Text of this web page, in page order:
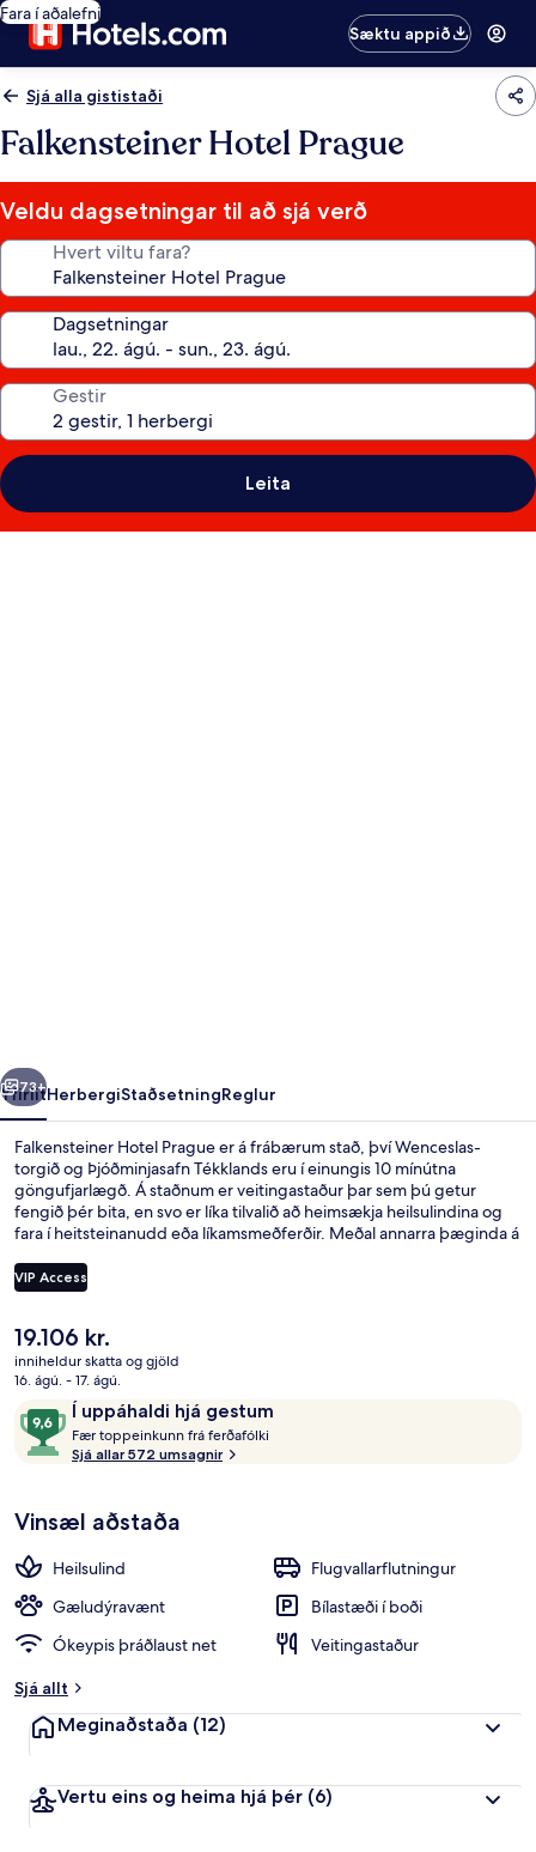
Fara í aðalefni
Sæktu appið
Sjá alla gististaði
Falkensteiner Hotel Prague
Veldu dagsetningar til að sjá verð
Hvert viltu fara?
Dagsetningar
Gestir
Leita
Næsta
73+
YfirlitHerbergiStaðsetningReglur
Falkensteiner Hotel Prague er á frábærum stað, því Wenceslas-
torgið og Þjóðminjasafn Tékklands eru í einungis 10 mínútna
göngufjarlægð. Á staðnum er veitingastaður þar sem þú getur
fengið þér bita, en svo er líka tilvalið að heimsækja heilsulindina og
fara í heitsteinanudd eða líkamsmeðferðir. Meðal annarra þæginda á
eimbað. Meðal þess sem ferðamenn sem hafa heimsótt staðinn eru
sérstaklega ánægðir með eru hjálpsamt starfsfólk og góð
Jindrisska stoppistöðin er í 4 mínútna göngufjarlægð og Muzeum
lestarstöðin í 6 mínútna.
VIP Access
Núverandi
verð
er
19.106 kr.
19.106 kr.
inniheldur skatta og gjöld
16. ágú. - 17. ágú.
UmsagnirÍ uppáhaldi hjá gestum
9,6
af
10,
uppáhaldi
hjá
gestum
Fær toppeinkunn frá ferðafólki
p
p
e
n
n
r
Sjá allar 572 umsagnir
Vinsæl aðstaða
Heilsulind
Flugvallarflutningur
Gæludýravænt
Bílastæði í boði
Ókeypis þráðlaust net
Veitingastaður
Sjá allt
Meginaðstaða (12)
Vertu eins og heima hjá þér (6)